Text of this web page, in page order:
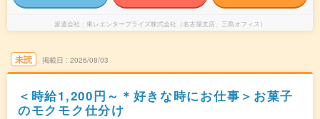
派遣会社 東レエンタープライズ株式会社（名古屋支店、三島オフィス）
未読 掲載日 2026/08/03
＜時給1,200円～＊好きな時にお仕事＞お菓子
のモクモク仕分け